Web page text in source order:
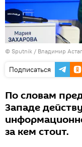
© Sputnik / Владимир
Подписаться
По словам
Западе
за кем стоит.